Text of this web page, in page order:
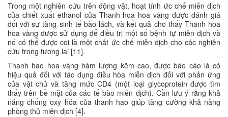
Trong một nghiên cứu trên động vật, hoạt tính ức chế miễn dịch
của chiết xuất ethanol của Thanh hoa hoa vàng được đánh giá
đối với sự tăng sinh tế bào lách, và kết quả cho thấy Thanh hoa
hoa vàng được sử dụng để điều trị một số bệnh tự miễn dịch và
nó có thể được coi là một chất ức chế miễn dịch cho các nghiên
cứu trong tương lai [11].
Thanh hao hoa vàng hàm lượng kẽm cao, được báo cáo là có
hiệu quả đối với tác dụng điều hòa miễn dịch đối với phản ứng
của vật chủ và tăng mức CD4 (một loại glycoprotein được tìm
thấy trên bề mặt của các tế bào miễn dịch). Cần lưu ý rằng khả
năng chống oxy hóa của thanh hao giúp tăng cường khả năng
phòng thủ miễn dịch [4].